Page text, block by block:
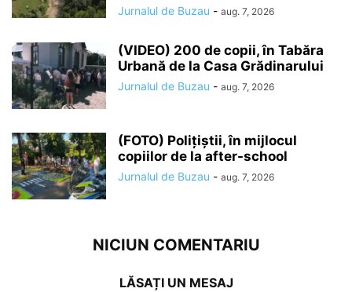
Jurnalul de Buzau - aug. 7, 2026
(VIDEO) 200 de copii, în Tabăra
Urbană de la Casa Grădinarului
Jurnalul de Buzau - aug. 7, 2026
(FOTO) Polițiștii, în mijlocul
copiilor de la after-school
Jurnalul de Buzau - aug. 7, 2026
NICIUN COMENTARIU
LĂSAȚI UN MESAJ